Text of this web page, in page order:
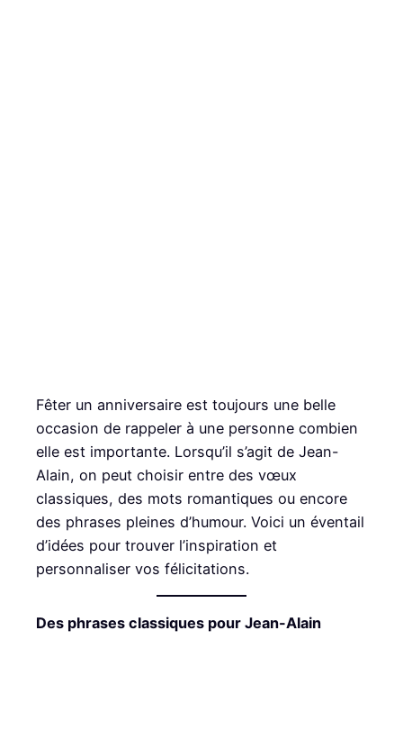
Fêter un anniversaire est toujours une belle
occasion de rappeler à une personne combien
elle est importante. Lorsqu’il s’agit de Jean-
Alain, on peut choisir entre des vœux
classiques, des mots romantiques ou encore
des phrases pleines d’humour. Voici un éventail
d’idées pour trouver l’inspiration et
personnaliser vos félicitations.
Des phrases classiques pour Jean-Alain